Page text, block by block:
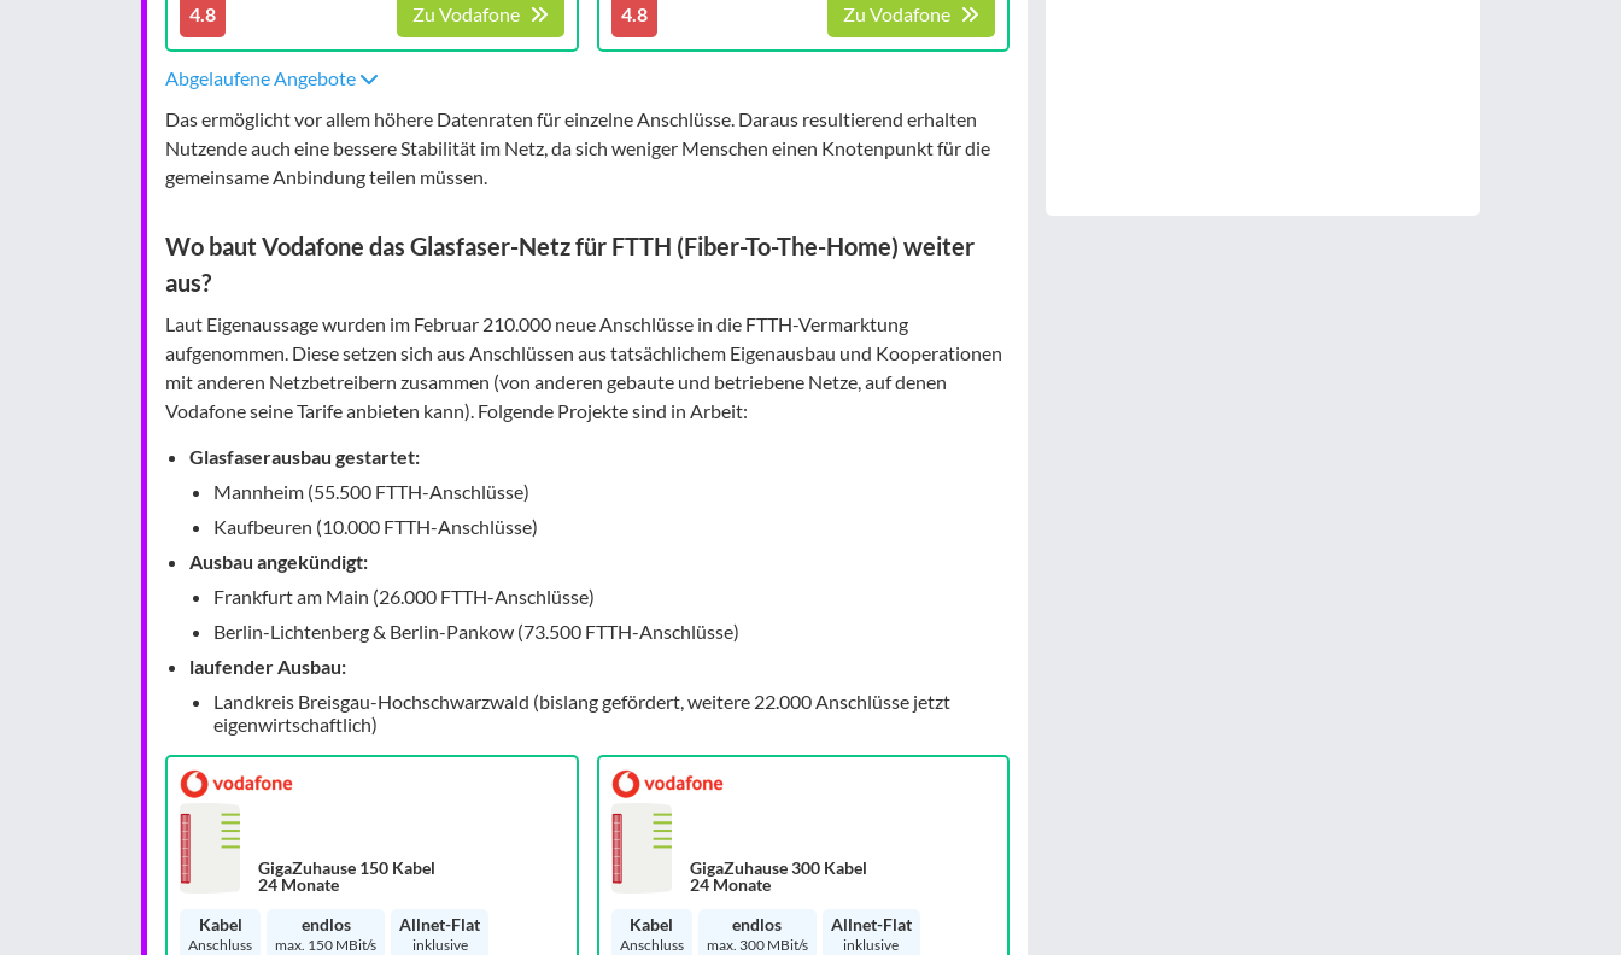
4.8 Zu Vodafone 4.8 Zu Vodafone
Abgelaufene Angebote
Das ermöglicht vor allem höhere Datenraten für einzelne Anschlüsse. Daraus resultierend erhalten
Nutzende auch eine bessere Stabilität im Netz, da sich weniger Menschen einen Knotenpunkt für die
gemeinsame Anbindung teilen müssen.
Wo baut Vodafone das Glasfaser-Netz für FTTH (Fiber-To-The-Home) weiter
aus?
Laut Eigenaussage wurden im Februar 210.000 neue Anschlüsse in die FTTH-Vermarktung
aufgenommen. Diese setzen sich aus Anschlüssen aus tatsächlichem Eigenausbau und Kooperationen
mit anderen Netzbetreibern zusammen (von anderen gebaute und betriebene Netze, auf denen
Vodafone seine Tarife anbieten kann). Folgende Projekte sind in Arbeit:
Glasfaserausbau gestartet:
Mannheim (55.500 FTTH-Anschlüsse)
Kaufbeuren (10.000 FTTH-Anschlüsse)
Ausbau angekündigt:
Frankfurt am Main (26.000 FTTH-Anschlüsse)
Berlin-Lichtenberg & Berlin-Pankow (73.500 FTTH-Anschlüsse)
laufender Ausbau:
Landkreis Breisgau-Hochschwarzwald (bislang gefördert, weitere 22.000 Anschlüsse jetzt
eigenwirtschaftlich)
GigaZuhause 150 Kabel
24 Monate
Kabel
Anschluss
endlos
max. 150 MBit/s
Allnet-Flat
inklusive
GigaZuhause 300 Kabel
24 Monate
Kabel
Anschluss
endlos
max. 300 MBit/s
Allnet-Flat
inklusive